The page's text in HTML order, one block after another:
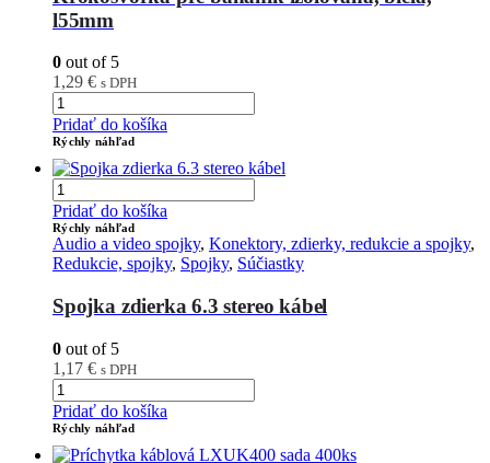
l55mm
0 out of 5
1,29 € s DPH
Pridať do košíka
Rýchly náhľad
Pridať do košíka
Rýchly náhľad
Audio a video spojky, Konektory, zdierky, redukcie a spojky,
Redukcie, spojky, Spojky, Súčiastky
Spojka zdierka 6.3 stereo kábel
0 out of 5
1,17 € s DPH
Pridať do košíka
Rýchly náhľad